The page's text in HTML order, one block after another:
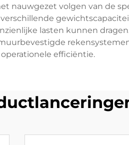
nauwgezet volgen van de
lasten kunnen
efficiëntie.